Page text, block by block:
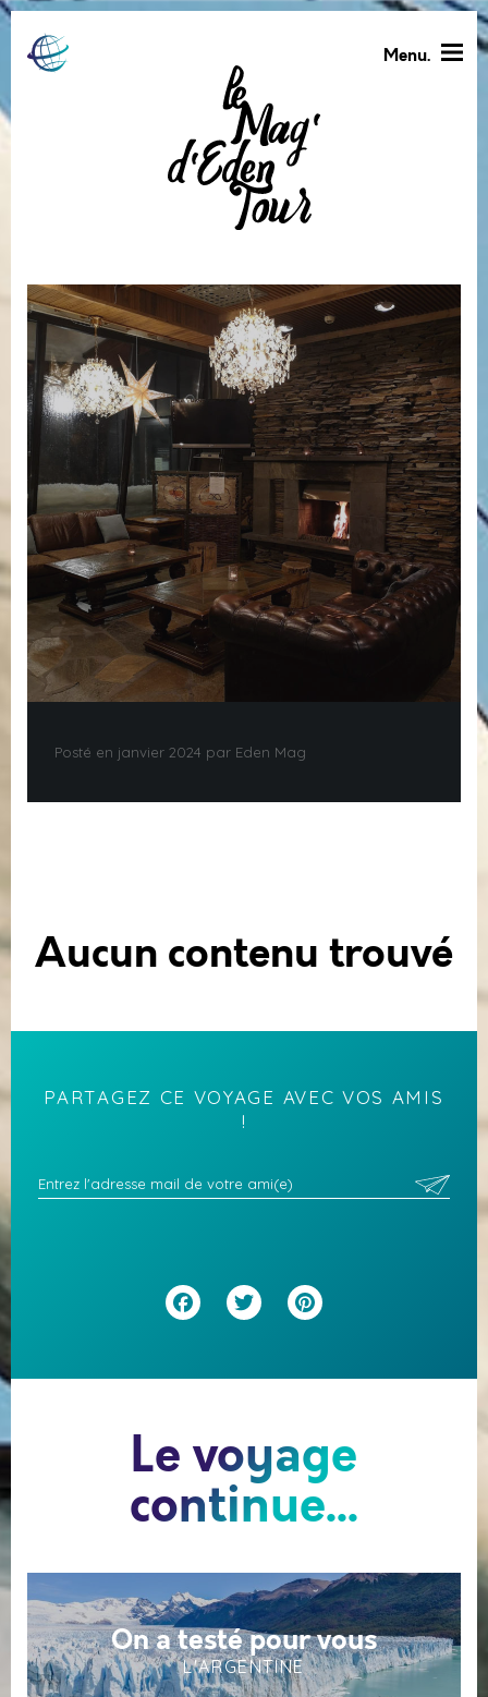
Menu.
Posté en janvier 2024 par Eden Mag
Aucun contenu trouvé
PARTAGEZ CE VOYAGE AVEC VOS AMIS
!
Facebook
Twitter
Le voyage
continue...
On a testé pour vous
L'ARGENTINE